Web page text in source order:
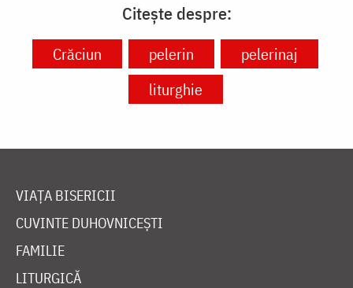
Citește despre:
Crăciun pelerin
pelerinaj
liturghie
VIAȚA BISERICII
CUVINTE DUHOVNICEȘTI
FAMILIE
LITURGICĂ